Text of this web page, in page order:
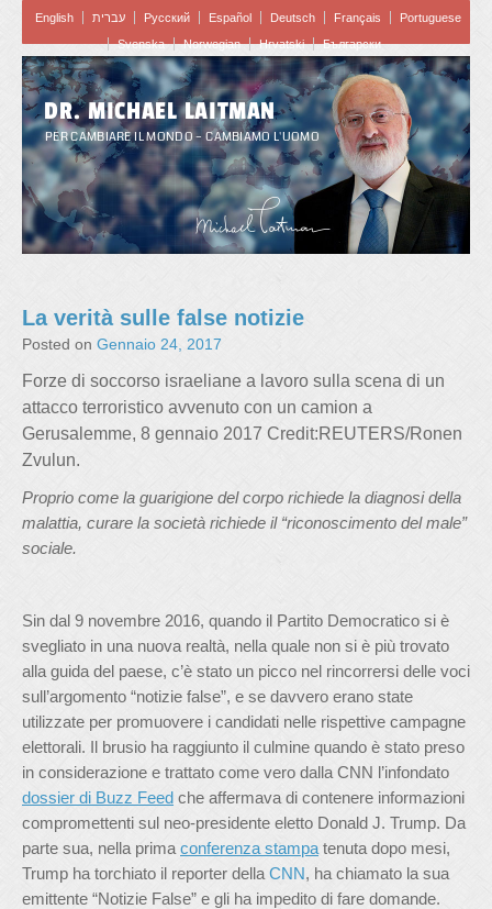
English עברית Pусский Español Deutsch Français
Portuguese
Svenska
Norwegian Hrvatski Български
DR. MICHAEL LAITMAN
PER CAMBIARE IL MONDO – CAMBIAMO L'UOMO
La verità sulle false notizie
Posted on Gennaio 24, 2017
Forze di soccorso israeliane a lavoro sulla scena di un
attacco terroristico avvenuto con un camion a
Gerusalemme, 8 gennaio 2017 Credit:REUTERS/Ronen
Zvulun.
Proprio come la guarigione del corpo richiede la diagnosi della
malattia, curare la società richiede il “riconoscimento del male”
sociale.
Sin dal 9 novembre 2016, quando il Partito Democratico si è
svegliato in una nuova realtà, nella quale non si è più trovato
alla guida del paese, c’è stato un picco nel rincorrersi delle voci
sull’argomento “notizie false”, e se davvero erano state
utilizzate per promuovere i candidati nelle rispettive campagne
elettorali. Il brusio ha raggiunto il culmine quando è stato preso
in considerazione e trattato come vero dalla CNN l’infondato
dossier di Buzz Feed che affermava di contenere informazioni
compromettenti sul neo-presidente eletto Donald J. Trump. Da
parte sua, nella prima conferenza stampa tenuta dopo mesi,
Trump ha torchiato il reporter della CNN, ha chiamato la sua
emittente “Notizie False” e gli ha impedito di fare domande.